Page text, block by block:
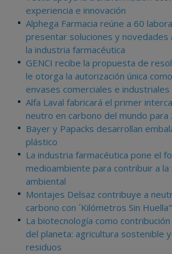
experiencia e innovación
Alphega Farmacia reúne a 60
presentar soluciones y
la industria farmacéutica
GENCI recibe la propuesta de
le otorga la autorización única
envases comerciales e industriales
Alfa Laval fabricará el primer
neutro en carbono del mundo para
Bayer y Papacks desarrollan
plástico
La industria farmacéutica pone el
medioambiente para contribuir a
ambiental
Montajes Delsaz contribuye a
carbono con ´Kilómetros Sin Huella"
La biotecnología como
del planeta: agricultura sostenible
residuos